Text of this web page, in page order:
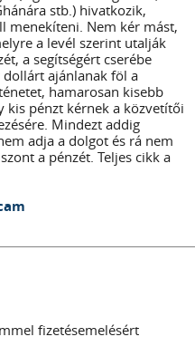
stb.) hivatkozik,
menekíteni. Nem kér mást,
a levél szerint utalják
a segítségért cserébe
dollárt ajánlanak föl a
hamarosan kisebb
kis pénzt kérnek a közvetítői
Mindezt addig
adja a dolgot és rá nem
a pénzét. Teljes cikk a
fizetésemelésért